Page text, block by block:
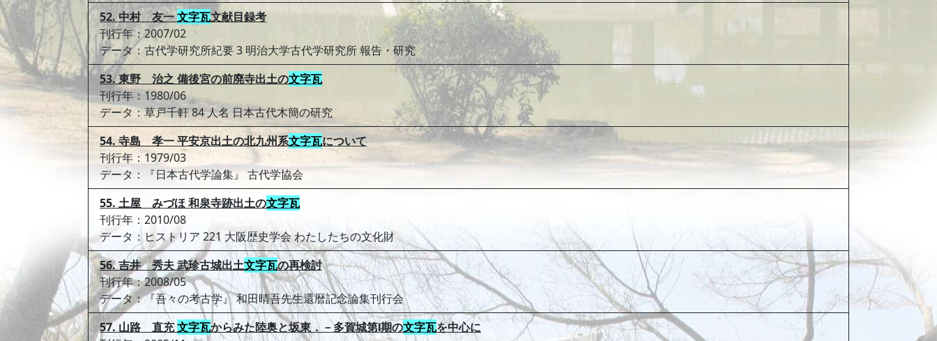
52. 中村 友一文字瓦文献目録考
刊行年：2007/02
データ：古代学研究所紀要 3 明治大学古代学研究所 報告・研究
53. 東野 治之 備後宮の前廃寺出土の文字瓦
刊行年：1980/06
データ：草戸千軒 84 人名 日本古代木簡の研究
54. 寺島 孝一 平安京出土の北九州系文字瓦について
刊行年：1979/03
データ：『日本古代学論集』 古代学協会
55. 土屋 みづほ 和泉寺跡出土の文字瓦
刊行年：2010/08
データ：ヒストリア 221 大阪歴史学会 わたしたちの文化財
56. 吉井 秀夫 武珍古城出土文字瓦の再検討
刊行年：2008/05
データ：『吾々の考古学』 和田晴吾先生還暦記念論集刊行会
57. 山路 直充文字瓦からみた陸奥と坂東．－多賀城第Ⅰ期の文字瓦を中心に